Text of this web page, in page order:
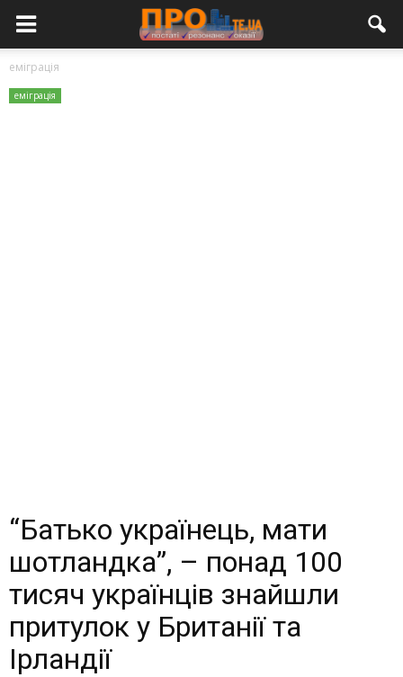
еміграція
еміграція
“Батько українець, мати
шотландка”, – понад 100
тисяч українців знайшли
притулок у Британії та
Ірландії